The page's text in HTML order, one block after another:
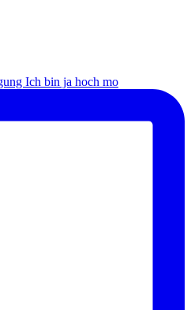
Ich bin ja hoch mo